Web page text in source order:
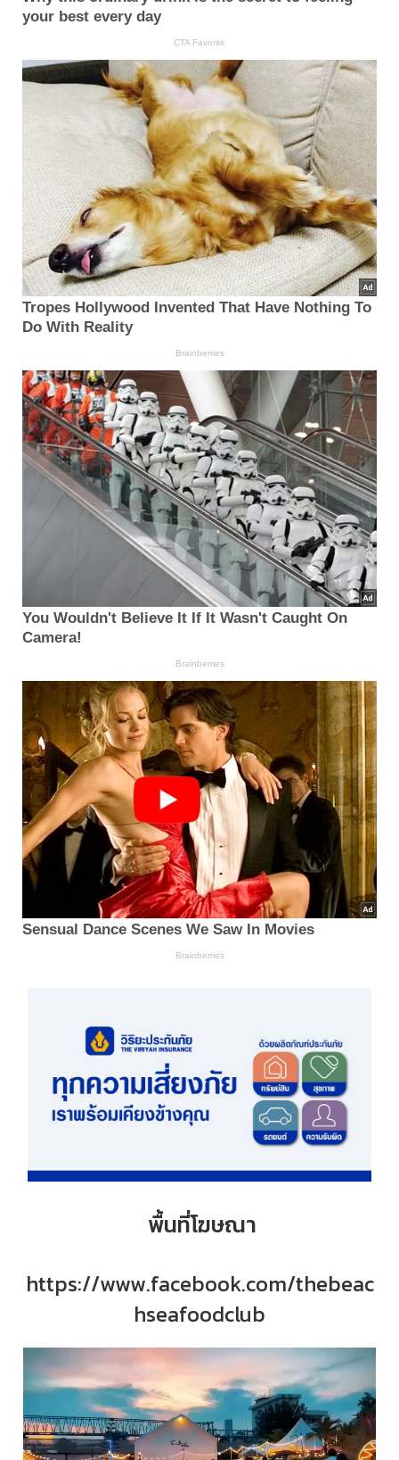
พื้นที่โฆษณา
https://www.facebook.com/thebeac
hseafoodclub